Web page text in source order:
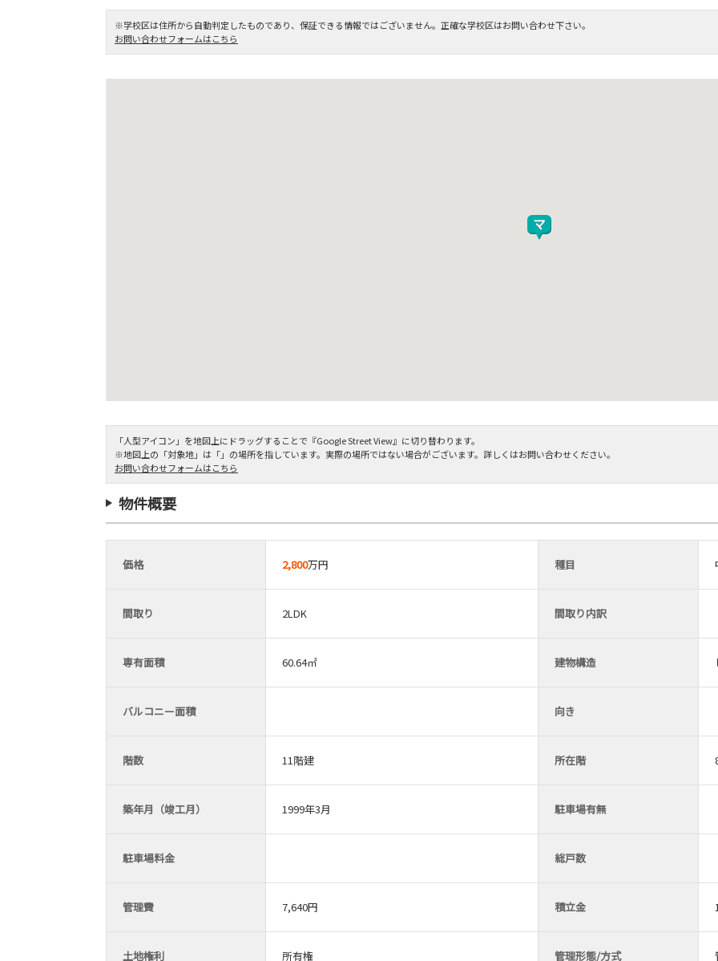
※学校区は住所から自動判定したものであり、保証できる情報ではございません。正確な学校区はお問い合わせ下さい。
お問い合わせフォームはこちら
「人型アイコン」を地図上にドラッグすることで『Google Street View』に切り替わります。
※地図上の「対象地」は「」の場所を指しています。実際の場所ではない場合がございます。詳しくはお問い合わせください。
お問い合わせフォームはこちら
物件概要
価格 2,800万円 種目
間取り 2LDK 間取り内訳
専有面積 60.64㎡ 建物構造
バルコニー面積 向き
階数 11階建 所在階
築年月（竣工月） 1999年3月 駐車場有無
駐車場料金 総戸数
管理費 7,640円 積立金
土地権利 所有権 管理形態/方式